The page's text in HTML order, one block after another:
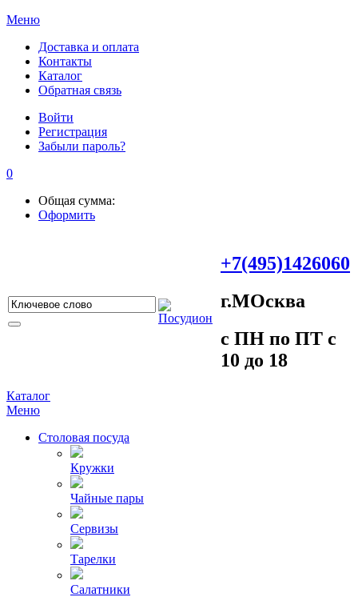
Меню
Доставка и оплата
Контакты
Каталог
Обратная связь
Войти
Регистрация
Забыли пароль?
0
Общая сумма:
Оформить
+7(495)1426060
г.МOсква
c ПH пo ПT c
10 до 18
Каталог
Меню
Столовая посуда
Кружки
Чайные пары
Сервизы
Тарелки
Салатники